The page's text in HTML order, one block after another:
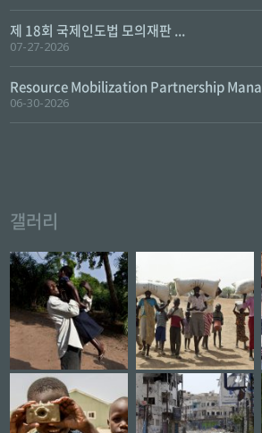
제 18회 국제인도법 모의재판 ...
07-27-2026
Resource Mobilization Partnership
06-30-2026
갤러리